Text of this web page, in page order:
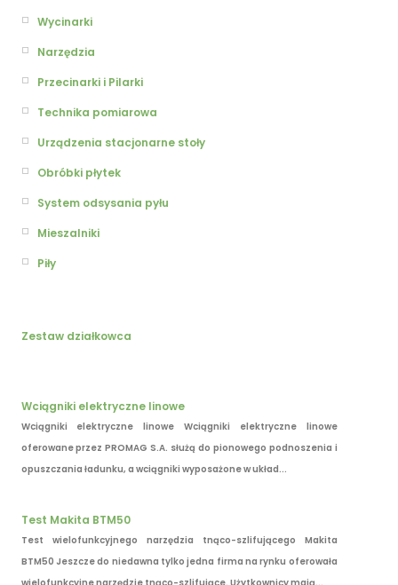
Wycinarki
Narzędzia
Przecinarki i Pilarki
Technika pomiarowa
Urządzenia stacjonarne stoły
Obróbki płytek
System odsysania pyłu
Mieszalniki
Piły
Zestaw działkowca
Wciągniki elektryczne linowe
Wciągniki elektryczne linowe Wciągniki elektryczne linowe
oferowane przez PROMAG S.A. służą do pionowego podnoszenia i
opuszczania ładunku, a wciągniki wyposażone w układ...
Test Makita BTM50
Test wielofunkcyjnego narzędzia tnąco-szlifującego Makita
BTM50 Jeszcze do niedawna tylko jedna firma na rynku oferowała